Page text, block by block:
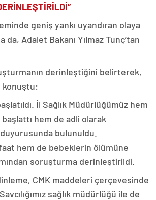
geniş yankı uyandıran olaya
da, Adalet Bakanı Yılmaz Tunç’tan
derinleştiğini belirterek,
konuştu:
İl Sağlık Müdürlüğümüz hem
hem de adli olarak
duyurusunda bulunuldu.
hem de bebeklerin ölümüne
soruşturma derinleştirildi.
CMK maddeleri çerçevesinde
sağlık müdürlüğü ile de